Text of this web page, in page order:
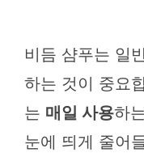
비듬 샴푸는 일
하는 것이 중요
는 매일 사용하
눈에 띄게 줄어